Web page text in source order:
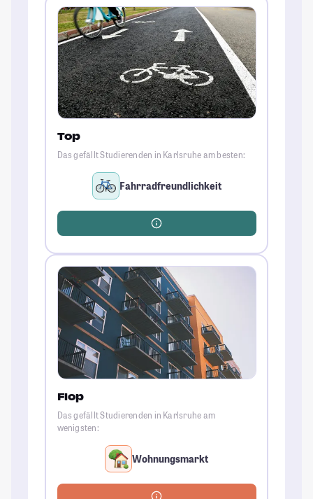
Top
Das gefällt Studierenden in Karlsruhe am besten:
Fahrradfreundlichkeit
Flop
Das gefällt Studierenden in Karlsruhe am
wenigsten:
Wohnungsmarkt